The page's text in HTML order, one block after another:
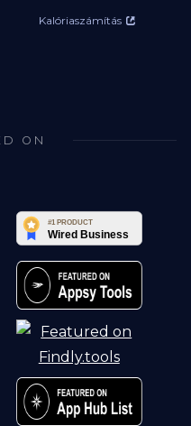
Kalóriaszámítás
ON